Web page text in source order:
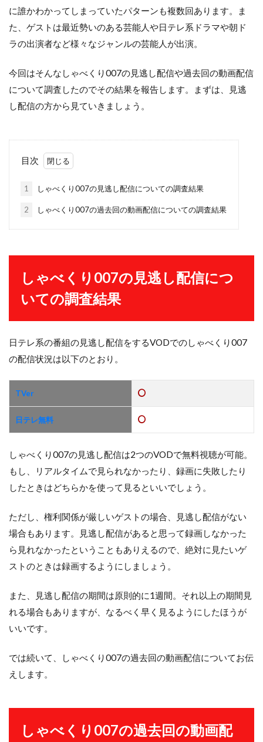
に誰かわかってしまっていたパターンも複数回あります。ま
た、ゲストは最近勢いのある芸能人や日テレ系ドラマや朝ド
ラの出演者など様々なジャンルの芸能人が出演。
今回はそんなしゃべくり007の見逃し配信や過去回の動画配信
について調査したのでその結果を報告します。まずは、見逃
し配信の方から見ていきましょう。
目次
1 しゃべくり007の見逃し配信についての調査結果
2 しゃべくり007の過去回の動画配信についての調査結果
しゃべくり007の見逃し配信につ
いての調査結果
日テレ系の番組の見逃し配信をするVODでのしゃべくり007
の配信状況は以下のとおり。
TVer
日テレ無料
しゃべくり007の見逃し配信は2つのVODで無料視聴が可能。
もし、リアルタイムで見られなかったり、録画に失敗したり
したときはどちらかを使って見るといいでしょう。
ただし、権利関係が厳しいゲストの場合、見逃し配信がない
場合もあります。見逃し配信があると思って録画しなかった
ら見れなかったということもありえるので、絶対に見たいゲ
ストのときは録画するようにしましょう。
また、見逃し配信の期間は原則的に1週間。それ以上の期間見
れる場合もありますが、なるべく早く見るようにしたほうが
いいです。
では続いて、しゃべくり007の過去回の動画配信についてお伝
えします。
しゃべくり007の過去回の動画配